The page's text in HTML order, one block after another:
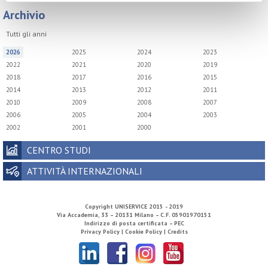
Archivio
Tutti gli anni
2026 2025 2024
2023
2022
2021 2020
2019
2018
2017 2016
2015
2014
2013 2012
2011
2010
2009 2008
2007
2006
2005 2004
2003
2002
2001 2000
CENTRO STUDI
ATTIVITÀ INTERNAZIONALI
Copyright UNISERVICE 2015 - 2019
Via Accademia, 33 – 20131 Milano – C.F. 05901970151
Indirizzo di posta certificata – PEC
Privacy Policy | Cookie Policy | Credits